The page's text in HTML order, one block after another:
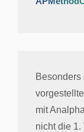
mit
nicht die 1.